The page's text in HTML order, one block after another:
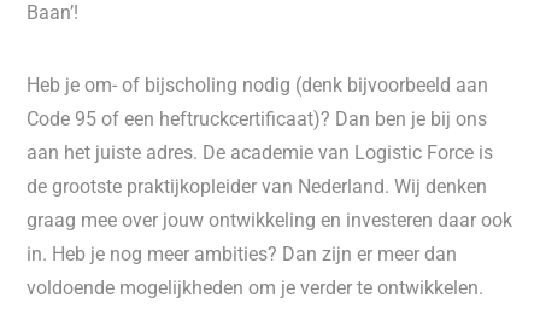
Baan’!
Heb je om- of bijscholing nodig (denk bijvoorbeeld aan
Code 95 of een heftruckcertificaat)? Dan ben je bij ons
aan het juiste adres. De academie van Logistic Force is
de grootste praktijkopleider van Nederland. Wij denken
graag mee over jouw ontwikkeling en investeren daar ook
in. Heb je nog meer ambities? Dan zijn er meer dan
voldoende mogelijkheden om je verder te ontwikkelen.